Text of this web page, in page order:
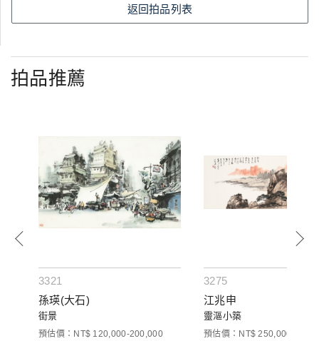
返回拍品列表
拍品推薦
3321
孫瑛(大石)
街景
預估價：NT$ 120,000-200,000
3275
江兆申
靈漚小築
預估價：NT$ 250,000-